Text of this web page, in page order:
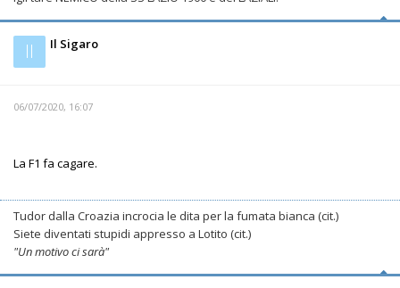
Il Il Sigaro
06/07/2020, 16:07
La F1 fa cagare.
Tudor dalla Croazia incrocia le dita per la fumata bianca (cit.)
Siete diventati stupidi appresso a Lotito (cit.)
"Un motivo ci sarà"